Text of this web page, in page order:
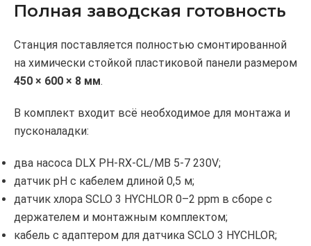
Полная заводская готовность
Станция поставляется полностью смонтированной
на химически стойкой пластиковой панели размером
450 × 600 × 8 мм.
В комплект входит всё необходимое для монтажа и
пусконаладки:
два насоса DLX PH-RX-CL/MB 5-7 230V;
датчик pH с кабелем длиной 0,5 м;
датчик хлора SCLO 3 HYCHLOR 0–2 ppm в сборе с
держателем и монтажным комплектом;
кабель с адаптером для датчика SCLO 3 HYCHLOR;